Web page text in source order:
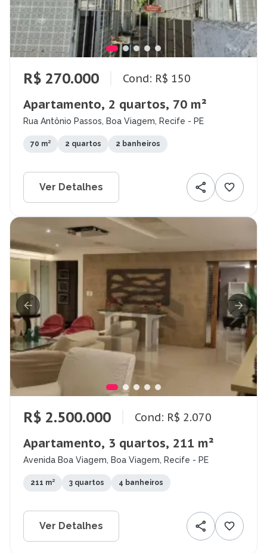
R$ 270.000 Cond: R$ 150
Apartamento, 2 quartos, 70 m²
Rua Antônio Passos, Boa Viagem, Recife - PE
70 m² 2 quartos 2 banheiros
Ver Detalhes
R$ 2.500.000 Cond: R$ 2.070
Apartamento, 3 quartos, 211 m²
Avenida Boa Viagem, Boa Viagem, Recife - PE
211 m² 3 quartos 4 banheiros
Ver Detalhes